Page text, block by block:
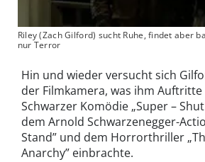
Riley (Zach Gilford) sucht Ruhe, findet aber
nur Terror
Hin und wieder versucht sich
der Filmkamera, was ihm Auftritte
Schwarzer Komödie „Super –
dem Arnold Schwarzenegger-
Stand” und dem Horrorthriller
Anarchy” einbrachte.